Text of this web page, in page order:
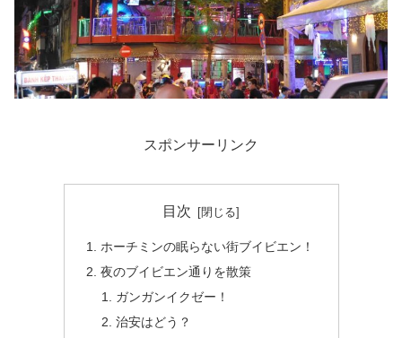
スポンサーリンク
目次
ホーチミンの眠らない街ブイビエン！
夜のブイビエン通りを散策
ガンガンイクゼー！
治安はどう？